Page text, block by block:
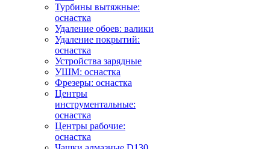
Турбины вытяжные:
оснастка
Удаление обоев: валики
Удаление покрытий:
оснастка
Устройства зарядные
УШМ: оснастка
Фрезеры: оснастка
Центры
инструментальные:
оснастка
Центры рабочие:
оснастка